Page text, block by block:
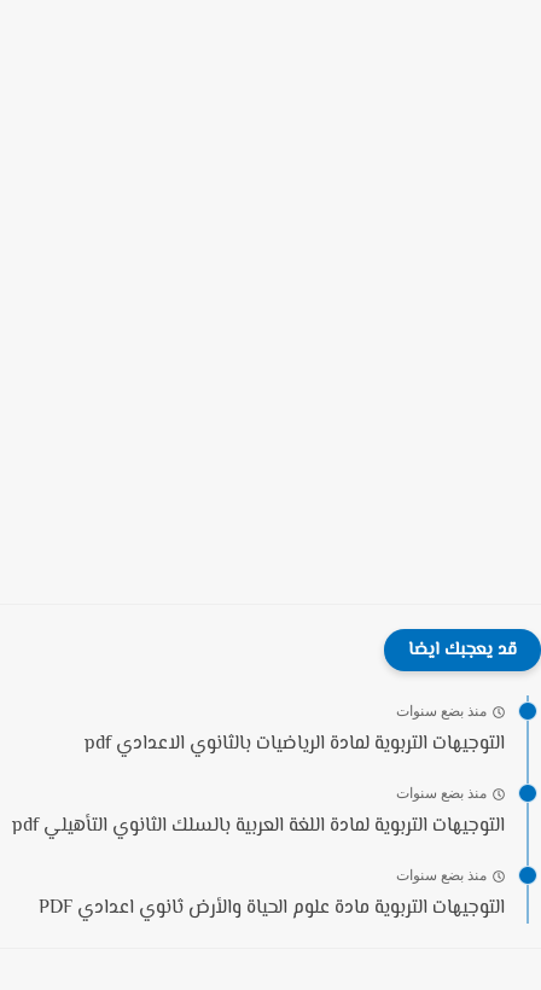
قد يعجبك ايضا
منذ بضع سنوات
التوجيهات التربوية لمادة الرياضيات بالثانوي الاعدادي pdf
منذ بضع سنوات
التوجيهات التربوية لمادة اللغة العربية بالسلك الثانوي التأهيلي pdf
منذ بضع سنوات
التوجيهات التربوية مادة علوم الحياة والأرض ثانوي اعدادي PDF